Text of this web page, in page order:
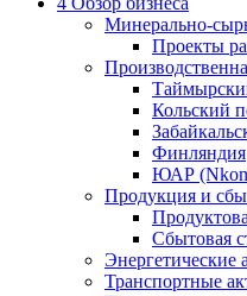
Минерально-
Проекты
Кольский
Финляндия
ЮАР
Продукция и
Сбытовая
Энергетические
Транспортные